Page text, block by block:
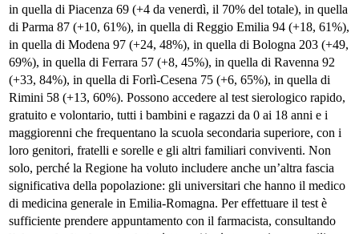
in quella di Piacenza 69 (+4 da venerdì, il 70% del totale), in quella
di Parma 87 (+10, 61%), in quella di Reggio Emilia 94 (+18, 61%),
in quella di Modena 97 (+24, 48%), in quella di Bologna 203 (+49,
69%), in quella di Ferrara 57 (+8, 45%), in quella di Ravenna 92
(+33, 84%), in quella di Forlì-Cesena 75 (+6, 65%), in quella di
Rimini 58 (+13, 60%). Possono accedere al test sierologico rapido,
gratuito e volontario, tutti i bambini e ragazzi da 0 ai 18 anni e i
maggiorenni che frequentano la scuola secondaria superiore, con i
loro genitori, fratelli e sorelle e gli altri familiari conviventi. Non
solo, perché la Regione ha voluto includere anche un’altra fascia
significativa della popolazione: gli universitari che hanno il medico
di medicina generale in Emilia-Romagna. Per effettuare il test è
sufficiente prendere appuntamento con il farmacista, consultando